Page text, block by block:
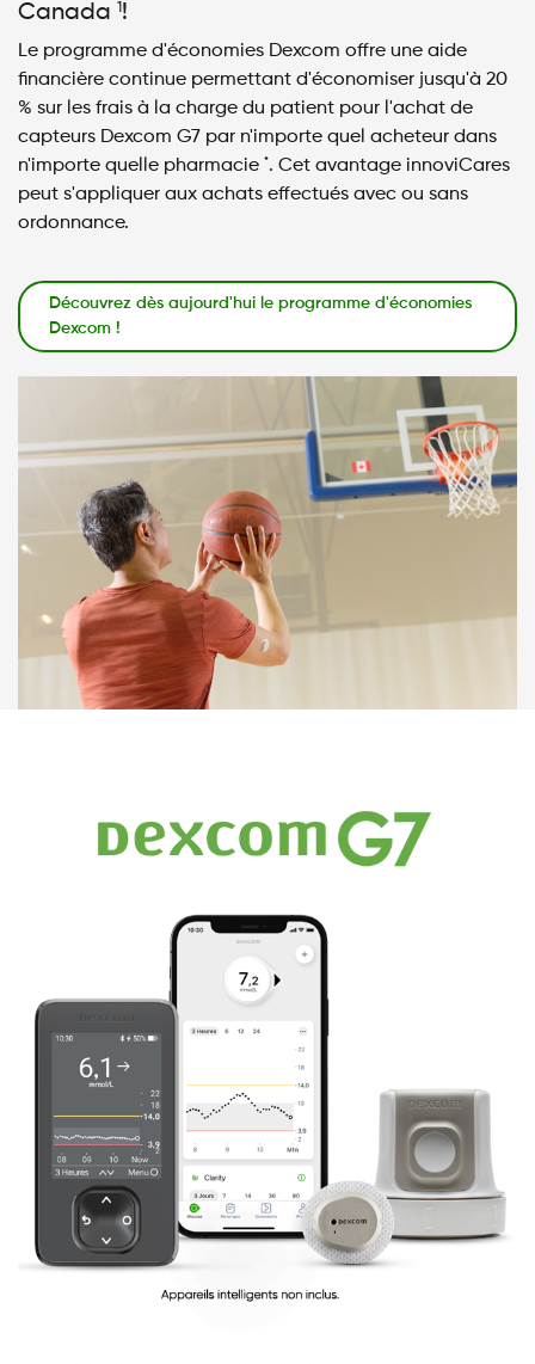
Canada 1 !
Le programme d'économies Dexcom offre une aide
financière continue permettant d'économiser jusqu'à 20
% sur les frais à la charge du patient pour l'achat de
capteurs Dexcom G7 par n'importe quel acheteur dans
n'importe quelle pharmacie *. Cet avantage innoviCares
peut s'appliquer aux achats effectués avec ou sans
ordonnance.
Découvrez dès aujourd'hui le programme d'économies
Dexcom !